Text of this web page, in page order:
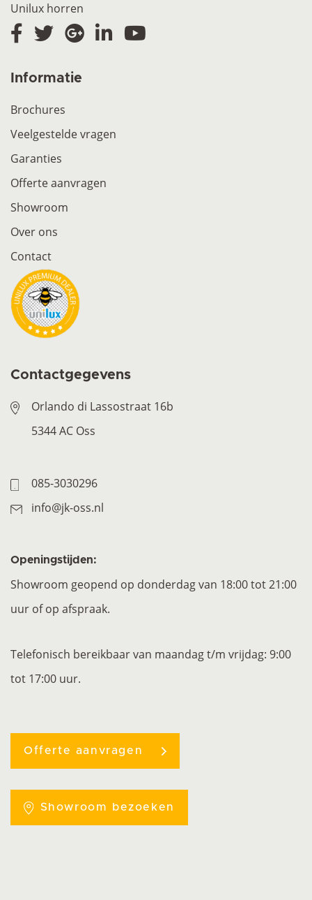
Unilux horren
Informatie
Brochures
Veelgestelde vragen
Garanties
Offerte aanvragen
Showroom
Over ons
Contact
Contactgegevens
Orlando di Lassostraat 16b
5344 AC Oss
085-3030296
info@jk-oss.nl
Openingstijden:
Showroom geopend op donderdag van 18:00 tot 21:00
uur of op afspraak.
Telefonisch bereikbaar van maandag t/m vrijdag: 9:00
tot 17:00 uur.
Offerte aanvragen
Showroom bezoeken